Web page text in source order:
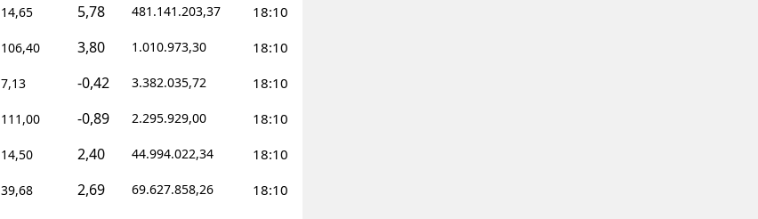
14,65 5,78 481.141.203,37 18:10
106,40 3,80 1.010.973,30 18:10
7,13 -0,42 3.382.035,72 18:10
111,00 -0,89 2.295.929,00 18:10
14,50 2,40 44.994.022,34 18:10
39,68 2,69 69.627.858,26 18:10